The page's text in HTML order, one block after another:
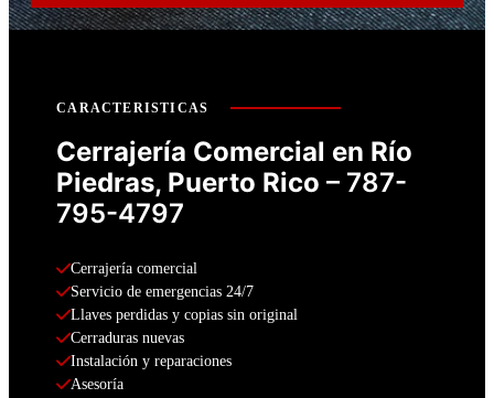
CARACTERISTICAS
Cerrajería Comercial en Río
Piedras, Puerto Rico – 787-
795-4797
Cerrajería comercial
Servicio de emergencias 24/7
Llaves perdidas y copias sin original
Cerraduras nuevas
Instalación y reparaciones
Asesoría